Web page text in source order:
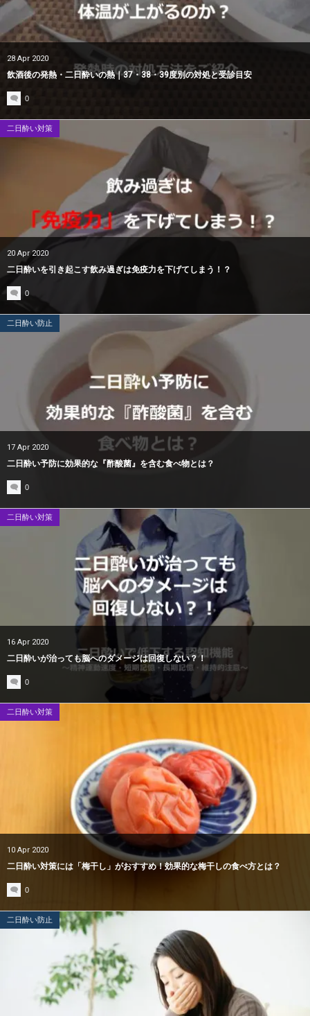
28 Apr 2020
飲酒後の発熱・二日酔いの熱｜37・38・39度別の対処と受診目安
0
二日酔い対策
20 Apr 2020
二日酔いを引き起こす飲み過ぎは免疫力を下げてしまう！？
0
二日酔い防止
17 Apr 2020
二日酔い予防に効果的な『酢酸菌』を含む食べ物とは？
0
二日酔い対策
16 Apr 2020
二日酔いが治っても脳へのダメージは回復しない？！
0
二日酔い対策
10 Apr 2020
二日酔い対策には「梅干し」がおすすめ！効果的な梅干しの食べ方とは？
0
二日酔い防止